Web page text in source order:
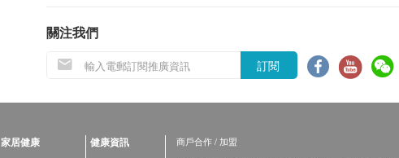
關注我們
訂閱
家居健康 健康資訊
商戶合作 / 加盟